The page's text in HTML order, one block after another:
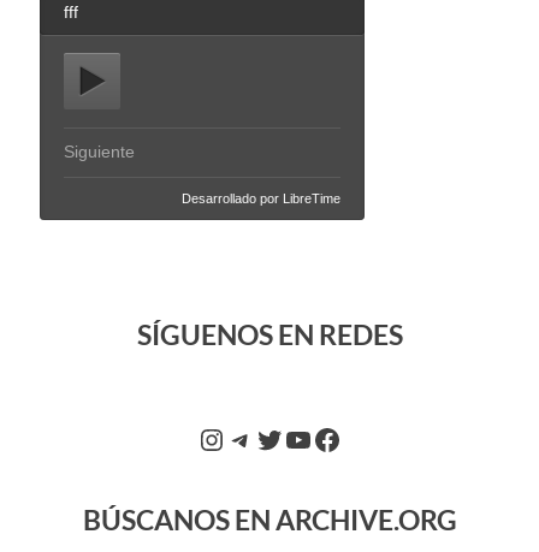
SÍGUENOS EN REDES
BÚSCANOS EN ARCHIVE.ORG